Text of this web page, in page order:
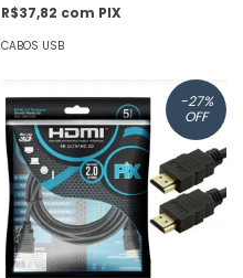
R$37,82 com PIX
CABOS USB
-27%
OFF